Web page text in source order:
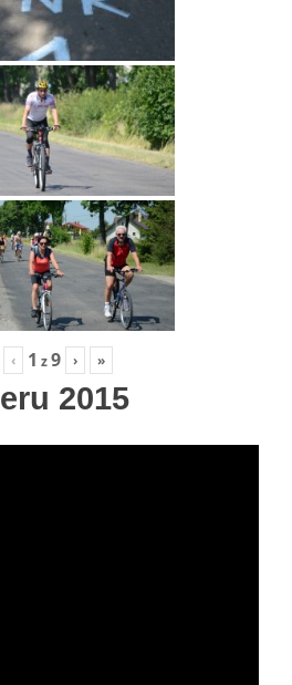
‹ 1 z9 › »
2015